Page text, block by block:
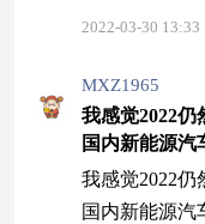
渗透率达到
年是新能源汽
行业首席分析
示，今年新能
动，供给端的
2022-03-30 13:33
MXZ1965
我感觉2022
国内新能源汽
我感觉2022
国内新能源汽